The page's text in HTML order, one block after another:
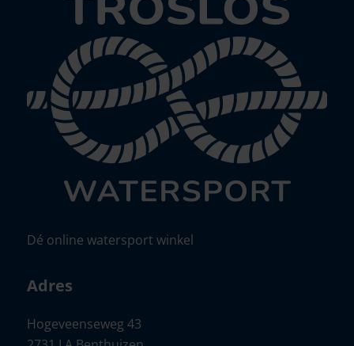
Dé online watersport winkel
Adres
Hogeveenseweg 43